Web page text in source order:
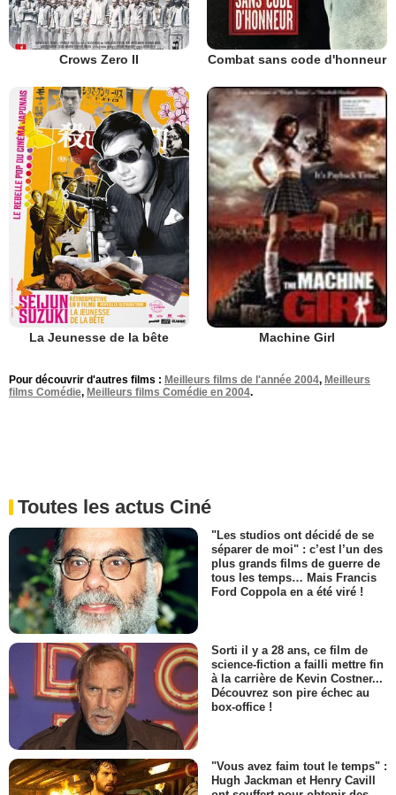
Crows Zero II Combat sans code d'honneur
La Jeunesse de la bête Machine Girl
Pour découvrir d'autres films : Meilleurs films de l'année 2004, Meilleurs
films Comédie, Meilleurs films Comédie en 2004.
Toutes les actus Ciné
"Les studios ont décidé de se
séparer de moi" : c’est l’un des
plus grands films de guerre de
tous les temps… Mais Francis
Ford Coppola en a été viré !
Sorti il y a 28 ans, ce film de
science-fiction a failli mettre fin
à la carrière de Kevin Costner...
Découvrez son pire échec au
box-office !
"Vous avez faim tout le temps" :
Hugh Jackman et Henry Cavill